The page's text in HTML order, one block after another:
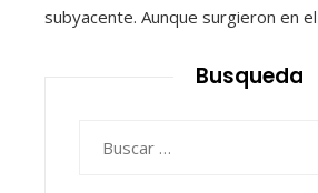
subyacente. Aunque surgieron en el
Busqueda